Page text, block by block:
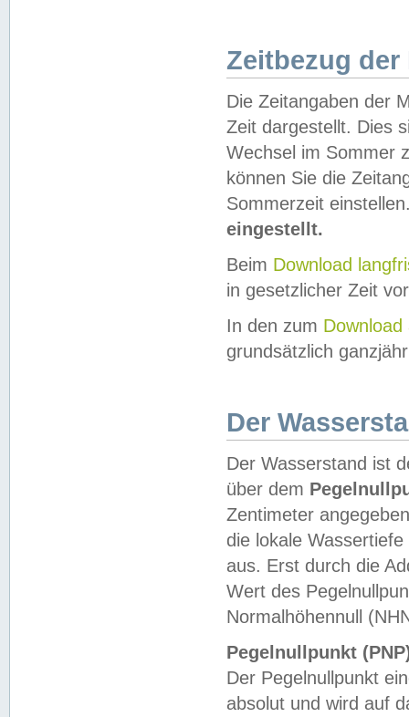
Zeitbezug der
Die Zeitangaben der
Zeit dargestellt. Dies
Wechsel im Sommer
können Sie die
Sommerzeit
eingestellt.
Beim Download
in gesetzlicher Zeit
In den zum Download
grundsätzlich
Der
Der Wasserstand ist
über dem
Zentimeter
die lokale
aus. Erst durch die
Wert des
Normalhöhennull
Pegelnullpunkt
Der Pegelnullpunkt
absolut und wird auf